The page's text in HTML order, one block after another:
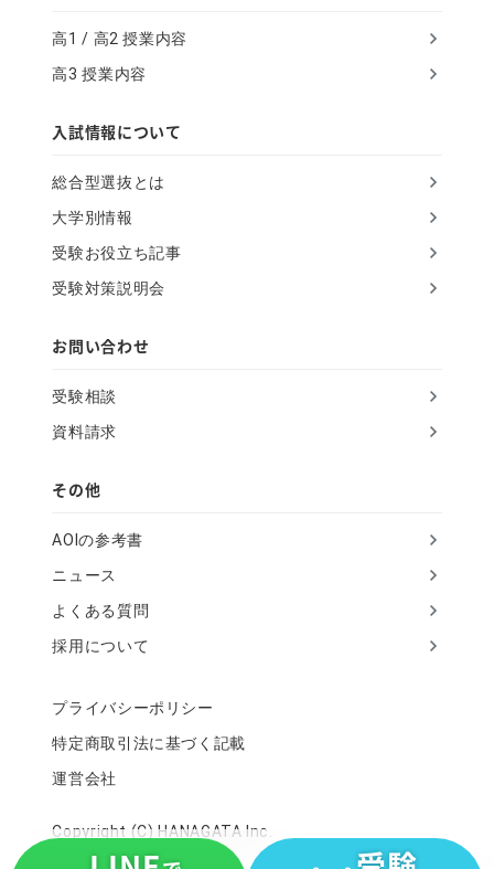
高1 / 高2 授業内容
高3 授業内容
入試情報について
総合型選抜とは
大学別情報
受験お役立ち記事
受験対策説明会
お問い合わせ
受験相談
資料請求
その他
AOIの参考書
ニュース
よくある質問
採用について
プライバシーポリシー
特定商取引法に基づく記載
運営会社
Copyright (C) HANAGATA Inc.